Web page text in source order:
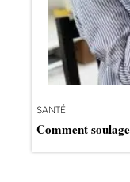
SANTÉ
Comment